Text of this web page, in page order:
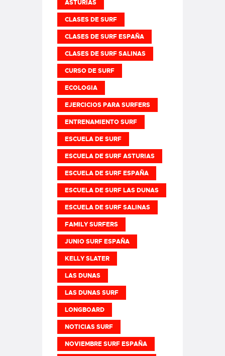
ASTURIAS
CLASES DE SURF
CLASES DE SURF ESPAÑA
CLASES DE SURF SALINAS
CURSO DE SURF
ECOLOGIA
EJERCICIOS PARA SURFERS
ENTRENAMIENTO SURF
ESCUELA DE SURF
ESCUELA DE SURF ASTURIAS
ESCUELA DE SURF ESPAÑA
ESCUELA DE SURF LAS DUNAS
ESCUELA DE SURF SALINAS
FAMILY SURFERS
JUNIO SURF ESPAÑA
KELLY SLATER
LAS DUNAS
LAS DUNAS SURF
LONGBOARD
NOTICIAS SURF
NOVIEMBRE SURF ESPAÑA